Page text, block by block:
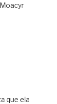
que ela